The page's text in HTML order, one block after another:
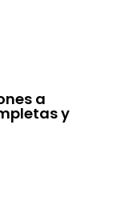
a
y